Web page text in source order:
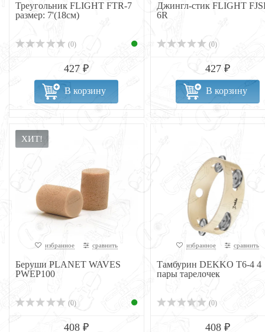
Треугольник FLIGHT FTR-7
размер: 7'(18cм)
(0)
427 ₽
В корзину
Джингл-стик FLIGHT
6R
(0)
427 ₽
В корзину
ХИТ!
избранное сравнить
Беруши PLANET WAVES
PWEP100
(0)
408 ₽
избранное сравнить
Тамбурин DEKKO T6-4 4
пары тарелочек
(0)
408 ₽